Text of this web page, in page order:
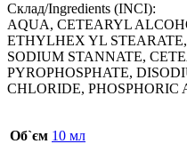
Склад/Ingredients (INCI):
AQUA, CETEARYL
ETHYLHEX YL
SODIUM STANNATE,
PYROPHOSPHATE,
CHLORIDE, PHOSPHORIC
Об`єм 10 мл